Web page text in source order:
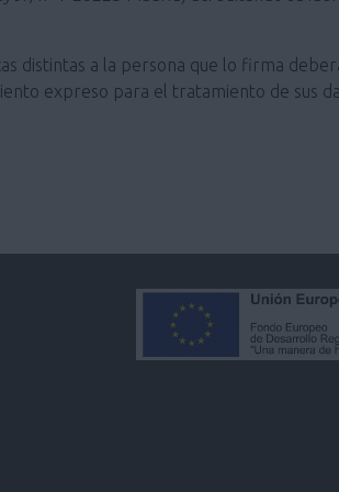
distintas a la persona que lo firma
expreso para el tratamiento de sus